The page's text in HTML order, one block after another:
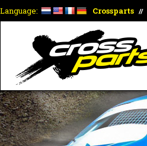
Language: Crossparts //